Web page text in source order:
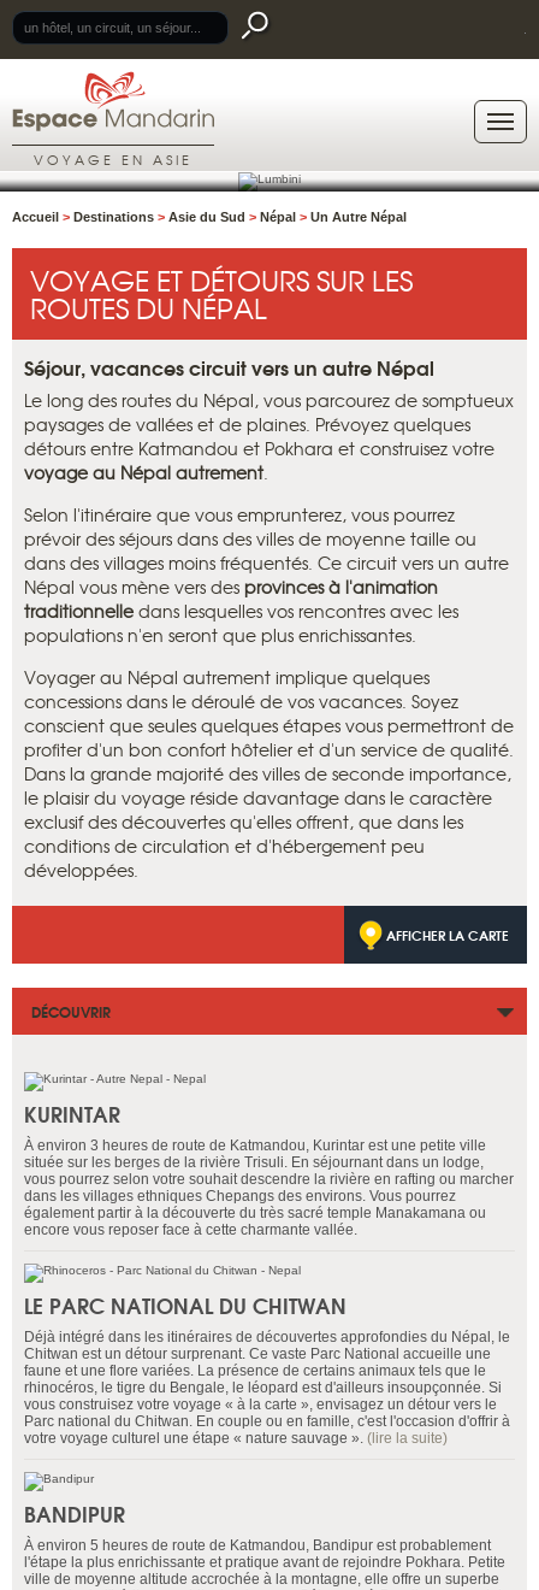
VOYAGE EN ASIE
Accueil > Destinations > Asie du Sud > Népal > Un Autre Népal
VOYAGE ET DÉTOURS SUR LES
ROUTES DU NÉPAL
Séjour, vacances circuit vers un autre Népal
Le long des routes du Népal, vous parcourez de somptueux
paysages de vallées et de plaines. Prévoyez quelques
détours entre Katmandou et Pokhara et construisez votre
voyage au Népal autrement.
Selon l'itinéraire que vous emprunterez, vous pourrez
prévoir des séjours dans des villes de moyenne taille ou
dans des villages moins fréquentés. Ce circuit vers un autre
Népal vous mène vers des provinces à l'animation
traditionnelle dans lesquelles vos rencontres avec les
populations n'en seront que plus enrichissantes.
Voyager au Népal autrement implique quelques
concessions dans le déroulé de vos vacances. Soyez
conscient que seules quelques étapes vous permettront de
profiter d'un bon confort hôtelier et d'un service de qualité.
Dans la grande majorité des villes de seconde importance,
le plaisir du voyage réside davantage dans le caractère
exclusif des découvertes qu'elles offrent, que dans les
conditions de circulation et d'hébergement peu
développées.
AFFICHER LA CARTE
DÉCOUVRIR
KURINTAR
À environ 3 heures de route de Katmandou, Kurintar est une petite ville
située sur les berges de la rivière Trisuli. En séjournant dans un lodge,
vous pourrez selon votre souhait descendre la rivière en rafting ou marcher
dans les villages ethniques Chepangs des environs. Vous pourrez
également partir à la découverte du très sacré temple Manakamana ou
encore vous reposer face à cette charmante vallée.
LE PARC NATIONAL DU CHITWAN
Déjà intégré dans les itinéraires de découvertes approfondies du Népal, le
Chitwan est un détour surprenant. Ce vaste Parc National accueille une
faune et une flore variées. La présence de certains animaux tels que le
rhinocéros, le tigre du Bengale, le léopard est d'ailleurs insoupçonnée. Si
vous construisez votre voyage « à la carte », envisagez un détour vers le
Parc national du Chitwan. En couple ou en famille, c'est l'occasion d'offrir à
votre voyage culturel une étape « nature sauvage ». (lire la suite)
BANDIPUR
À environ 5 heures de route de Katmandou, Bandipur est probablement
l'étape la plus enrichissante et pratique avant de rejoindre Pokhara. Petite
ville de moyenne altitude accrochée à la montagne, elle offre un superbe